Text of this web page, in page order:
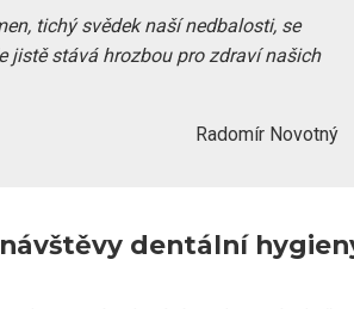
tichý svědek naší nedbalosti, se
jistě stává hrozbou pro zdraví našich
Radomír Novotný
dentální